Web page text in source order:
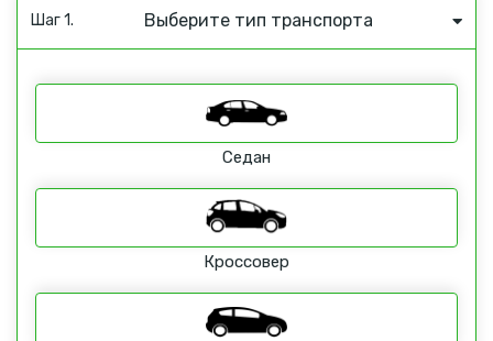
Шаг 1. Выберите тип транспорта
Седан
Кроссовер